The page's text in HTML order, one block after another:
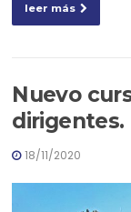
leer más
Nuevo
dirigentes.
18/11/2020